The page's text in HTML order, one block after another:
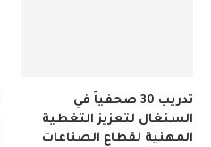
تدريب 30 صحفياً في
السنغال لتعزيز التغطية
المهنية لقطاع الصناعات